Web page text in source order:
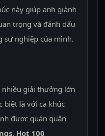
này giúp anh giành
trọng và đánh dấu
sự nghiệp của mình.
nhiều giải thưởng lớn
biệt là với ca khúc
được quán quân
, Hot 100